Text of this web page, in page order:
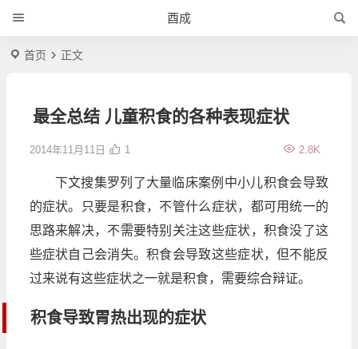
酉成
首页 正文
最全总结 儿童积食的各种表现症状
2014年11月11日 2.8K
1
下文搜集罗列了大量临床案例中小儿积食会导致
的症状。只要是积食，不管什么症状，都可用统一的
思路来解决，不需要特别关注这些症状，积食没了这
些症状自己会消失。积食会导致这些症状，但不能反
过来说有这些症状之一就是积食，需要综合辩证。
积食导致胃热出现的症状